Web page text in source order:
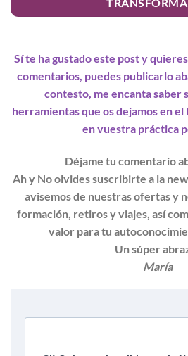
Sí te ha gustado este post y
comentarios, puedes publicarlo
contesto, me encanta saber
herramientas que os dejamos en
en vuestra práctica
Déjame tu comentario
Ah y No olvides suscribirte a la
avisemos de nuestras ofertas y
formación, retiros y viajes, así
valor para tu
Un súper
María